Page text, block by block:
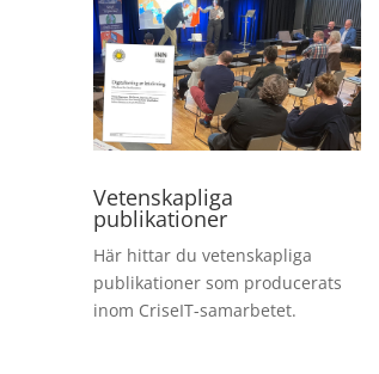
Vetenskapliga
publikationer
Här hittar du vetenskapliga
publikationer som producerats
inom CriseIT-samarbetet.